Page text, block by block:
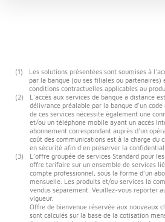
(1)
Les solutions présentées sont soumises à
par la banque (ou ses filiales ou partenaires)
conditions contractuelles applicables au
(2)
L'accès aux services de banque à distance
délivrance préalable par la banque d'un
de ces services nécessite également une
et/ou un téléphone mobile ayant un accès
abonnement correspondant auprès d'un
coût des communications est à la charge du
en sécurité afin d'en préserver la
(3)
L’offre groupée de services Standard pour
offre tarifaire sur un ensemble de services
compte professionnel, sous la forme d’un
mensuelle. Les produits et/ou services la
vendus séparément. Veuillez-vous reporter
vigueur.
Offre de bienvenue réservée aux nouveaux
sont calculés sur la base de la cotisation